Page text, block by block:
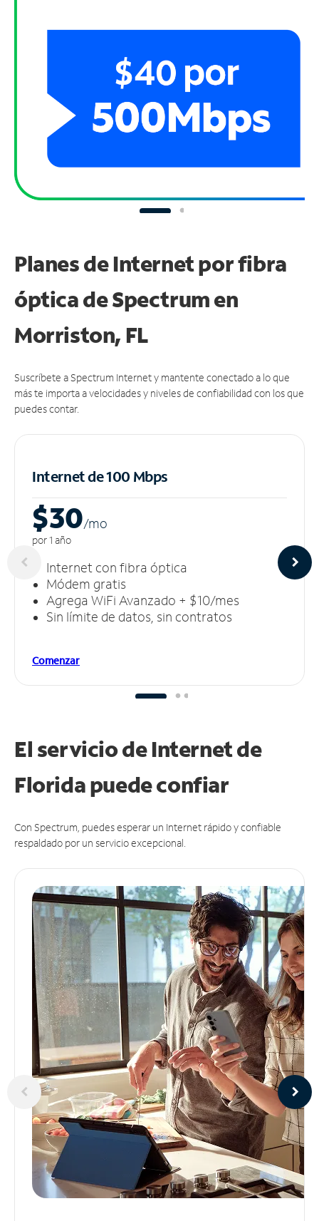
Planes de Internet por fibra
óptica de Spectrum en
Morriston, FL
Suscríbete a Spectrum Internet y mantente conectado a lo que
más te importa a velocidades y niveles de confiabilidad con los que
puedes contar.
Internet de 100 Mbps
$30/mo
por 1 año
Internet con fibra óptica
Módem gratis
Agrega WiFi Avanzado + $10/mes
Sin límite de datos, sin contratos
Comenzar
El servicio de Internet de
Florida puedeconfiar
Con Spectrum, puedes esperar un Internet rápido y confiable
respaldado por un servicio excepcional.